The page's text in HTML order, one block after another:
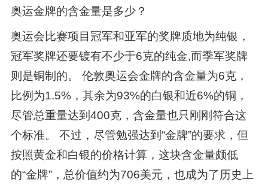
奥运金牌的含金量是多少？
奥运会比赛项目冠军和亚军的奖牌质地为纯银，
冠军奖牌还要镀有不少于6克的纯金,而季军奖牌
则是铜制的。 伦敦奥运会金牌的含金量为6克，
比例为1.5%，其余为93%的白银和近6%的铜，
尽管总重量达到400克，含金量也只刚刚符合这
个标准。 不过，尽管勉强达到“金牌”的要求，但
按照黄金和白银的价格计算，这块含金量颇低
的“金牌”，总价值约为706美元，也成为了历史上